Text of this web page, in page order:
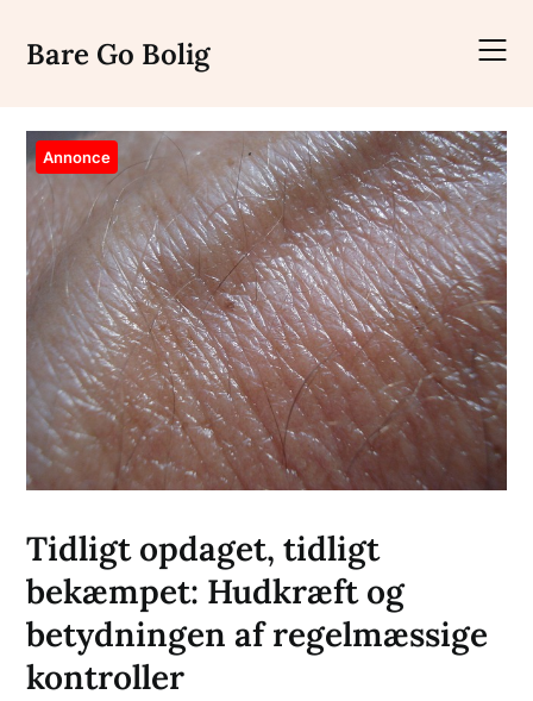
content
Bare Go Bolig
Annonce
Tidligt opdaget, tidligt
bekæmpet: Hudkræft og
betydningen af regelmæssige
kontroller